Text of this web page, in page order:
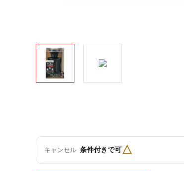
キャンセル 条件付きで可△